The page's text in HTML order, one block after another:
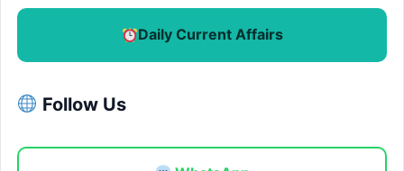
Daily Current Affairs
Follow Us